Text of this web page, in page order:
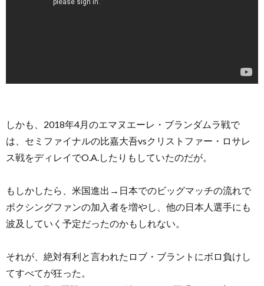
しかも、2018年4月のエマヌエーレ・ブランダムラ戦で
は、セミファイナルの比嘉大吾vsクリストファー・ロサレ
ス戦をディレイでO.A.したりもしていたのだが。
もしかしたら、米国進出→日本でのビッグマッチの流れで
ボクシングファンの加入者を増やし、他の日本人選手にも
波及していく予定だったのかもしれない。
それが、絶対有利と言われたロブ・ブラントにボロ負けし
てすべてが狂った。